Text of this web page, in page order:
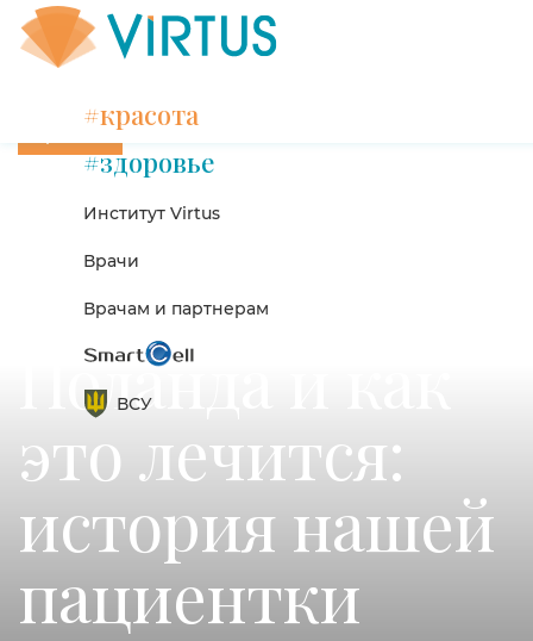
#красота
#здоровье
Институт Virtus
Врачи
Врачам и партнерам
ВСУ
Что такое
синдром
Поланда и как
это лечится:
история нашей
пациентки